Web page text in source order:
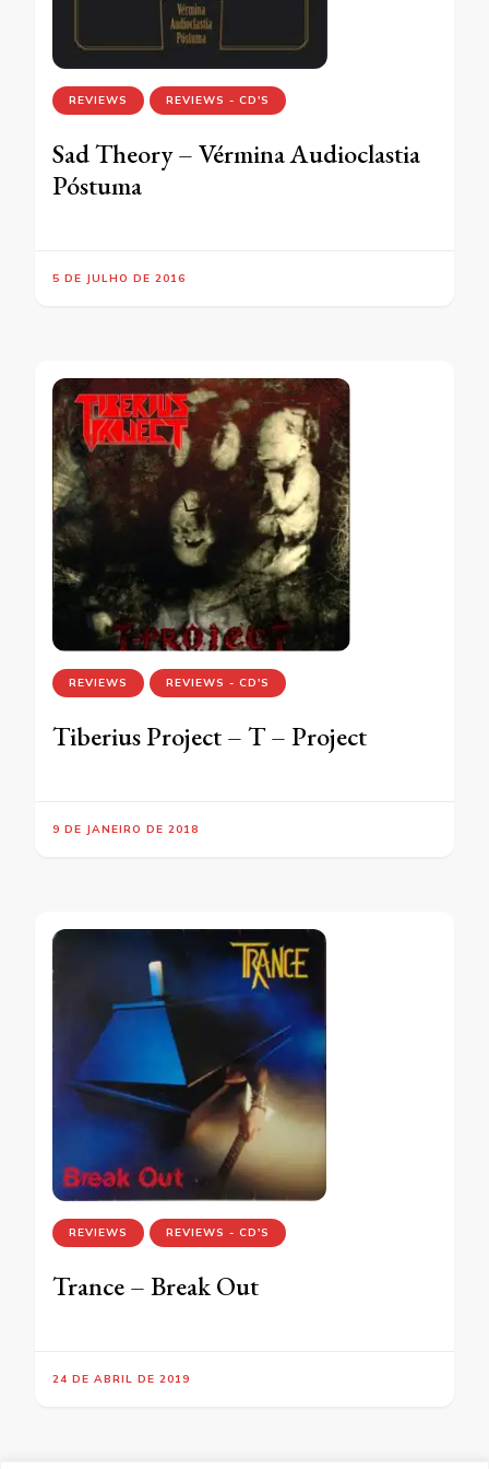
REVIEWS REVIEWS - CD'S
Sad Theory – Vérmina Audioclastia
Póstuma
5 DE JULHO DE 2016
REVIEWS REVIEWS - CD'S
Tiberius Project – T – Project
9 DE JANEIRO DE 2018
REVIEWS REVIEWS - CD'S
Trance – Break Out
24 DE ABRIL DE 2019